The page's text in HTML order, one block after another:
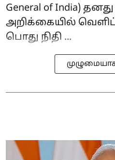
General of India)
அறிக்கையில்
பொது நிதி ...